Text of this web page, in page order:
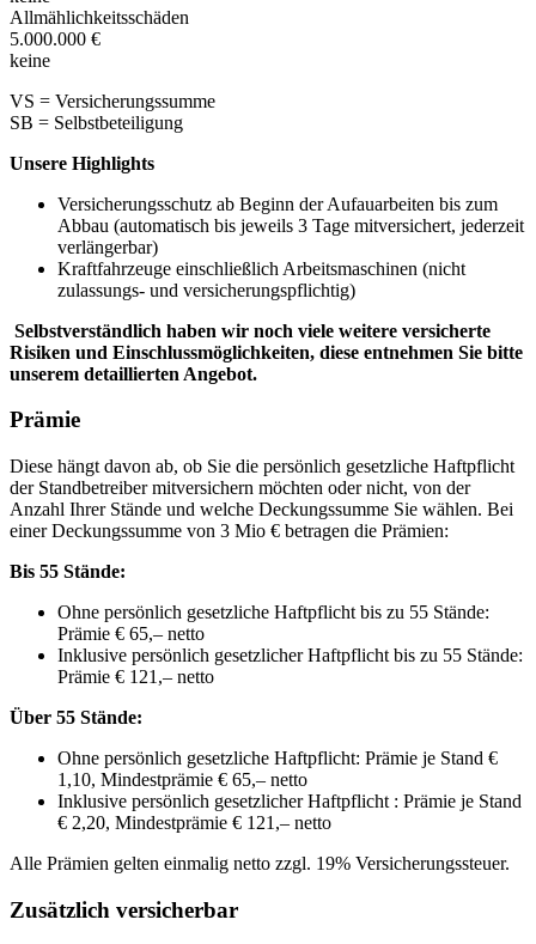
Allmählichkeitsschäden
5.000.000 €
keine
VS = Versicherungssumme
SB = Selbstbeteiligung
Unsere Highlights
Versicherungsschutz ab Beginn der Aufauarbeiten bis zum
Abbau (automatisch bis jeweils 3 Tage mitversichert, jederzeit
verlängerbar)
Kraftfahrzeuge einschließlich Arbeitsmaschinen (nicht
zulassungs- und versicherungspflichtig)
Selbstverständlich haben wir noch viele weitere versicherte
Risiken und Einschlussmöglichkeiten, diese entnehmen Sie bitte
unserem detaillierten Angebot.
Prämie
Diese hängt davon ab, ob Sie die persönlich gesetzliche Haftpflicht
der Standbetreiber mitversichern möchten oder nicht, von der
Anzahl Ihrer Stände und welche Deckungssumme Sie wählen. Bei
einer Deckungssumme von 3 Mio € betragen die Prämien:
Bis 55 Stände:
Ohne persönlich gesetzliche Haftpflicht bis zu 55 Stände:
Prämie € 65,– netto
Inklusive persönlich gesetzlicher Haftpflicht bis zu 55 Stände:
Prämie € 121,– netto
Über 55 Stände:
Ohne persönlich gesetzliche Haftpflicht: Prämie je Stand €
1,10, Mindestprämie € 65,– netto
Inklusive persönlich gesetzlicher Haftpflicht : Prämie je Stand
€ 2,20, Mindestprämie € 121,– netto
Alle Prämien gelten einmalig netto zzgl. 19% Versicherungssteuer.
Zusätzlich versicherbar